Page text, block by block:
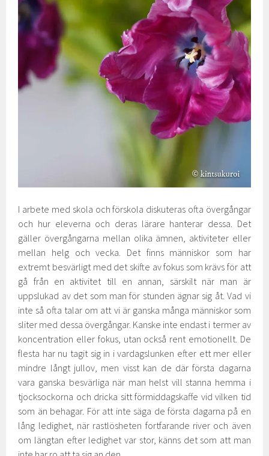
I arbete med skola och förskola diskuteras ofta övergångar
och hur eleverna och deras lärare hanterar dessa. Det
gäller övergångarna mellan olika ämnen, aktiviteter eller
mellan helg och vecka. Det finns människor som har
extremt besvärligt med det skifte av fokus som krävs för att
gå från en aktivitet till en annan, särskilt när man är
uppslukad av det som man för stunden ägnar sig åt. Vad vi
inte så ofta talar om att vi är ganska många människor som
sliter med dessa övergångar. Kanske inte endast i termer av
koncentration eller fokus, utan också rent emotionellt. De
flesta har nu tagit sig in i vardagslunken efter ett mer eller
mindre långt jullov, men visst kan de där första dagarna
vara ganska besvärliga när man helst vill stanna hemma i
tjocksockorna och dricka sitt förmiddagskaffe vid vilken tid
som än behagar. För att inte säga de första dagarna på en
lång ledighet, när rastlösheten fortfarande river och även
om längtan efter ledighet var stor, känns det som att man